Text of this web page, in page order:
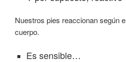
Nuestros pies reaccionan según
cuerpo.
Es sensible…